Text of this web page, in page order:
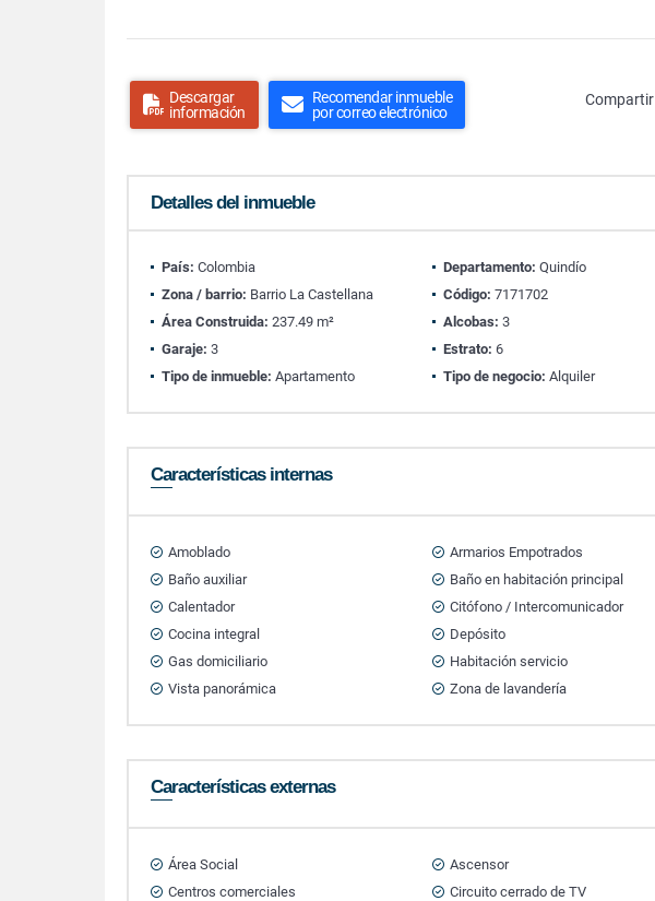
Descargar
información
Recomendar inmueble
por correo electrónico
Compartir
Detalles del inmueble
País: Colombia Departamento: Quindío
Zona / barrio: Barrio La Castellana Código: 7171702
Área Construida: 237.49 m² Alcobas: 3
Garaje: 3 Estrato: 6
Tipo de inmueble: Apartamento Tipo de negocio: Alquiler
Características internas
Amoblado Armarios Empotrados
Baño auxiliar
Baño en habitación principal
Calentador
Citófono / Intercomunicador
Cocina integral
Depósito
Gas domiciliario
Habitación servicio
Vista panorámica
Zona de lavandería
Características externas
Área Social Ascensor
Centros comerciales
Circuito cerrado de TV